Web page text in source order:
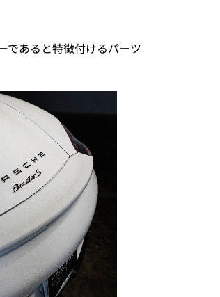
であると特徴付けるパーツ